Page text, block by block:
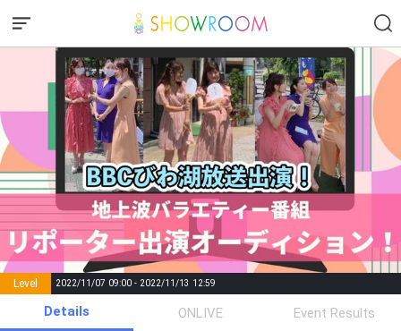
Level 2022/11/07 09:00 - 2022/11/13 12:59
Points List of Goal
number of
positions
Rema
Details ONLIVE Event Results